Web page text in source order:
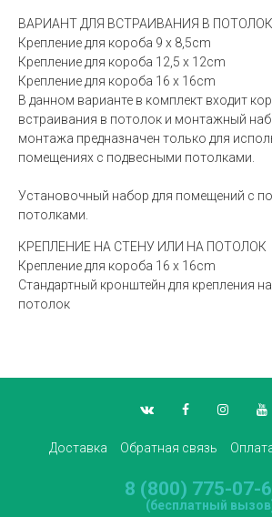
ВАРИАНТ ДЛЯ ВСТРАИВАНИЯ В ПОТОЛОК
Крепление для короба 9 x 8,5cm
Крепление для короба 12,5 x 12cm
Крепление для короба 16 x 16cm
В данном варианте в комплект входит
встраивания в потолок и монтажный
монтажа предназначен только для
помещениях с подвесными потолками.
Установочный набор для помещений с
потолками.
КРЕПЛЕНИЕ НА СТЕНУ ИЛИ НА ПОТОЛОК
Крепление для короба 16 x 16cm
Стандартный кронштейн для крепления
потолок
Доставка Обратная связь
8 (800) 775-07-
(бесплатный